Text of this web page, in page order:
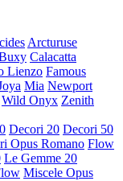
Arcturuse
Calacatta
Lienzo Famous
Mia Newport
Wild Onyx Zenith
Decori 20 Decori 50
Opus Romano Flow
Le Gemme 20
Miscele Opus